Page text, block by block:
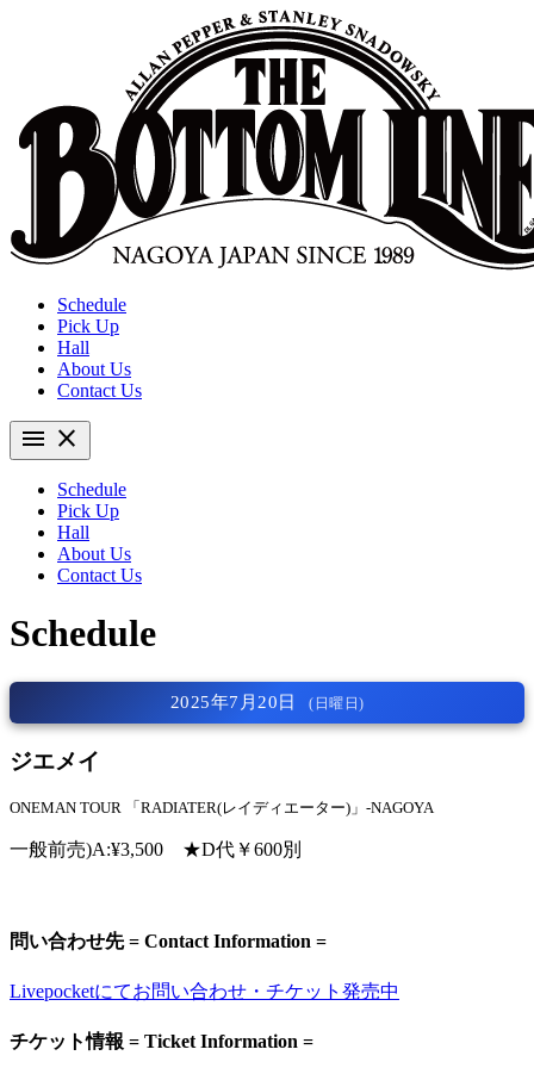
Schedule
Pick Up
Hall
About Us
Contact Us
menu close
Schedule
Pick Up
Hall
About Us
Contact Us
Schedule
2025年7月20日 (日曜日)
ジエメイ
ONEMAN TOUR 「RADIATER(レイディエーター)」-NAGOYA
一般前売)A:¥3,500 ★D代￥600別
問い合わせ先 = Contact Information =
Livepocketにてお問い合わせ・チケット発売中
チケット情報 = Ticket Information =